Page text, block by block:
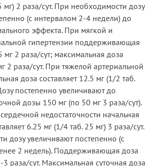
мг) 2 раза/сут. При необходимости дозу
(с интервалом 2-4 недели) до
эффекта. При мягкой и
гипертензии поддерживающая
мг 2 раза/сут; максимальная доза
2 раза/сут. При тяжелой артериальной
доза составляет 12.5 мг (1/2 таб.
постепенно увеличивают до
дозы 150 мг (по 50 мг 3 раза/сут).
недостаточности начальная
6.25 мг (1/4 таб. 25 мг) 3 раза/сут.
дозу увеличивают постепенно (с
2 недель). Поддерживающая доза
3 раза/сут. Максимальная суточная доза